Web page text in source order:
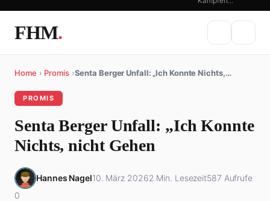
FHM.
Home › Promis ›Senta Berger Unfall: „Ich Konnte Nichts,…
PROMIS
Senta Berger Unfall: „Ich Konnte
Nichts, nicht Gehen
Hannes Nagel10. März 20262 Min. Lesezeit587 Aufrufe
0